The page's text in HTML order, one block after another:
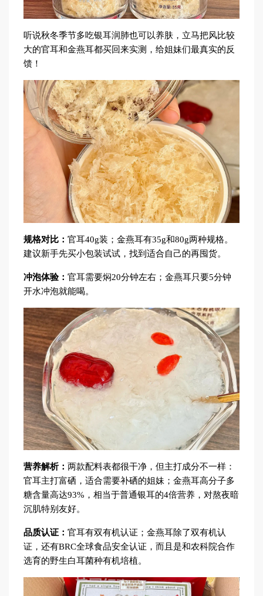
听说秋冬季节多吃银耳润肺也可以养肤，立马把风比较
大的官耳和金燕耳都买回来实测，给姐妹们最真实的反
馈！
规格对比： 官耳40g装；金燕耳有35g和80g两种规格。
建议新手先买小包装试试，找到适合自己的再囤货。
冲泡体验： 官耳需要焖20分钟左右；金燕耳只要5分钟
开水冲泡就能喝。
营养解析： 两款配料表都很干净，但主打成分不一样：
官耳主打富硒，适合需要补硒的姐妹；金燕耳高分子多
糖含量高达93%，相当于普通银耳的4倍营养，对熬夜暗
沉肌特别友好。
品质认证： 官耳有双有机认证；金燕耳除了双有机认
证，还有BRC全球食品安全认证，而且是和农科院合作
选育的野生白耳菌种有机培植。